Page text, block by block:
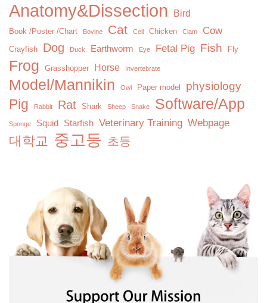
Anatomy&Dissection Bird
Book /Poster /Chart Bovine Cat Cell Chicken Clam Cow
Crayfish Dog Duck Earthworm Eye Fetal Pig Fish Fly
Frog Grasshopper Horse Invertebrate
Model/Mannikin Owl Paper model physiology
Pig Rabbit Rat Shark Sheep Snake Software/App
Sponge Squid Starfish Veterinary Training Webpage
대학교 중고등 초등